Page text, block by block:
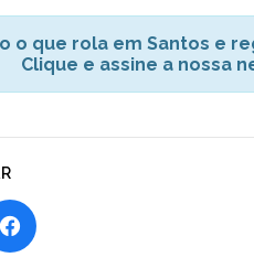
o que rola em Santos e
Clique e assine a nossa